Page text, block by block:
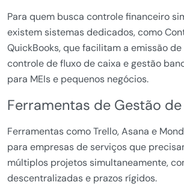
Para quem busca controle financeiro
existem sistemas dedicados, como
QuickBooks, que facilitam a emissão
controle de fluxo de caixa e gestão
para MEIs e pequenos negócios.
Ferramentas de Gestão
Ferramentas como Trello, Asana e
para empresas de serviços que
múltiplos projetos simultaneamente,
descentralizadas e prazos rígidos.